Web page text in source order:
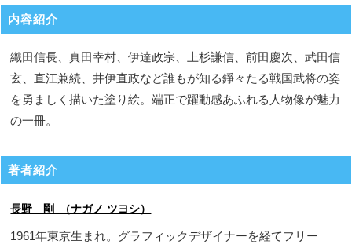
内容紹介
織田信長、真田幸村、伊達政宗、上杉謙信、前田慶次、武田信
玄、直江兼続、井伊直政など誰もが知る錚々たる戦国武将の姿
を勇ましく描いた塗り絵。端正で躍動感あふれる人物像が魅力
の一冊。
著者紹介
長野 剛 （ナガノ ツヨシ）
1961年東京生まれ。グラフィックデザイナーを経てフリー